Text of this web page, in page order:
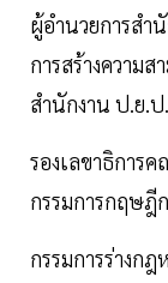
ผู้อำนวยการสำ
การสร้างความ
สำนักงาน ป.ย.
รองเลขาธิการ
กรรมการกฤษฎี
กรรมการร่างก